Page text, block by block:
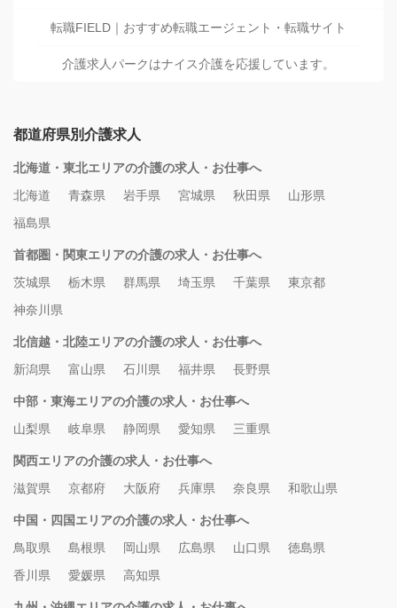
転職FIELD｜おすすめ転職エージェント・転職サイト
介護求人パークはナイス介護を応援しています。
都道府県別介護求人
北海道・東北エリアの介護の求人・お仕事へ
北海道
青森県 岩手県 宮城県 秋田県
山形県
福島県
首都圏・関東エリアの介護の求人・お仕事へ
茨城県
栃木県 群馬県 埼玉県 千葉県
東京都
神奈川県
北信越・北陸エリアの介護の求人・お仕事へ
新潟県
富山県 石川県 福井県 長野県
中部・東海エリアの介護の求人・お仕事へ
山梨県
岐阜県 静岡県 愛知県 三重県
関西エリアの介護の求人・お仕事へ
滋賀県
京都府 大阪府 兵庫県 奈良県 和歌山県
中国・四国エリアの介護の求人・お仕事へ
鳥取県
島根県 岡山県 広島県 山口県
徳島県
香川県
愛媛県 高知県